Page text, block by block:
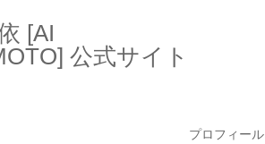
[AI
公式サイト
プロフィール